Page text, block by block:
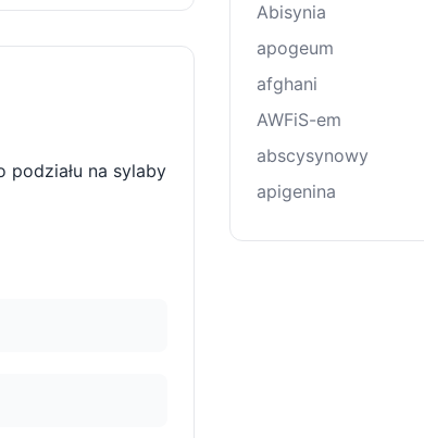
podziału na sylaby
Abisynia
apogeum
afghani
AWFiS-em
abscysynowy
apigenina